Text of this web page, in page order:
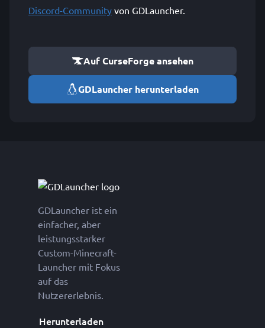
Discord-Community von GDLauncher.
Auf CurseForge ansehen
GDLauncher herunterladen
GDLauncher ist ein
einfacher, aber
leistungsstarker
Custom-Minecraft-
Launcher mit Fokus
auf das
Nutzererlebnis.
Herunterladen